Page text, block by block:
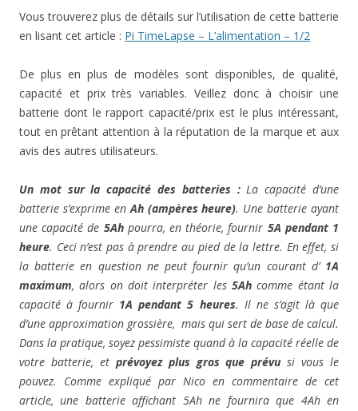
Vous trouverez plus de détails sur l’utilisation de cette batterie
en lisant cet article : Pi TimeLapse – L’alimentation – 1/2
De plus en plus de modèles sont disponibles, de qualité,
capacité et prix très variables. Veillez donc à choisir une
batterie dont le rapport capacité/prix est le plus intéressant,
tout en prêtant attention à la réputation de la marque et aux
avis des autres utilisateurs.
Un mot sur la capacité des batteries :La capacité d’une
batterie s’exprime enAh (ampères heure). Une batterie ayant
une capacité de 5Ahpourra, en théorie, fournir 5A pendant 1
heure. Ceci n’est pas à prendre au pied de la lettre. En effet, si
la batterie en question ne peut fournir qu’un courant d’ 1A
maximum, alors on doit interpréter les 5Ah comme étant la
capacité à fournir 1A pendant 5 heures. Il ne s’agit là que
d’une approximation grossière, mais qui sert de base de calcul.
Dans la pratique, soyez pessimiste quand à la capacité réelle de
votre batterie, et prévoyez plus gros que prévu si vous le
pouvez. Comme expliqué par Nico en commentaire de cet
article, une batterie affichant 5Ah ne fournira que 4Ah en